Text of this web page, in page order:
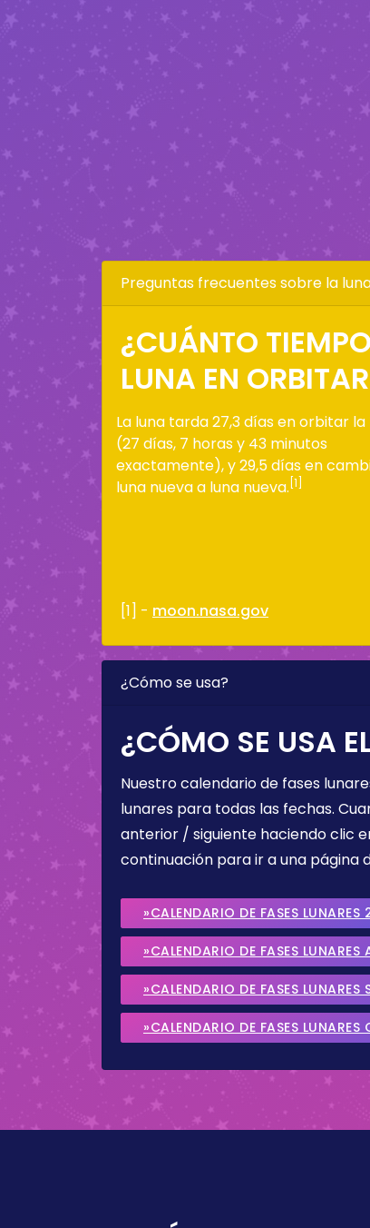
Preguntas frecuentes sobre la
¿CUÁNTO
LUNA EN
La luna tarda 27,3 días en orbitar
(27 días, 7 horas y 43 minutos
exactamente), y 29,5 días en
luna nueva a luna nueva. [1]
[1] - moon.nasa.gov
¿Cómo se usa?
¿CÓMO SE USA
Nuestro calendario de fases
lunares para todas las fechas.
anterior / siguiente haciendo clic
continuación para ir a una página
»CALENDARIO DE FASES LUNARES
»CALENDARIO DE FASES
»CALENDARIO DE FASES LUNARES
»CALENDARIO DE FASES